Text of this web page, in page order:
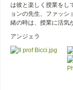
は彼と楽しく授業をし
ョンの先生、ファッシ
緒の時は、授業に活気
アンジェラ